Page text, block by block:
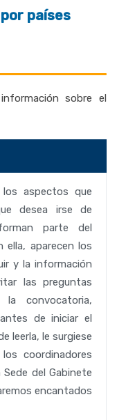
países
sobre el
aspectos que
desea irse de
parte del
ella, aparecen los
y la información
las preguntas
la convocatoria,
antes de iniciar el
leerla, le surgiese
coordinadores
del Gabinete
encantados